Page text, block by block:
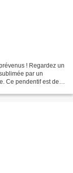
! Regardez un
par un
Ce pendentif est de